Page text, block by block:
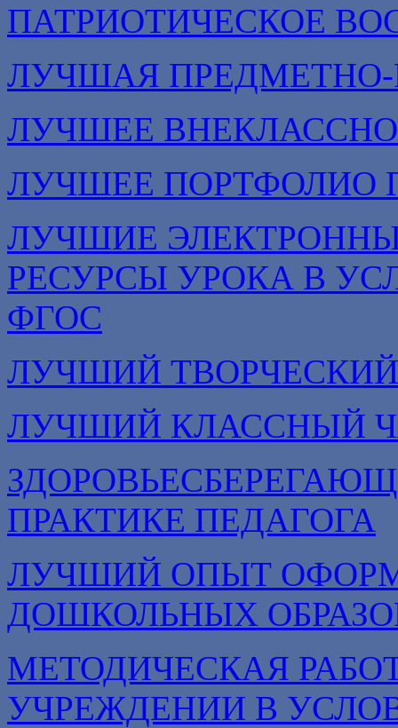
ПАТРИОТИЧЕСКОЕ
ЛУЧШАЯ
ЛУЧШЕЕ
ЛУЧШЕЕ ПОРТФОЛИО
ЛУЧШИЕ
РЕСУРСЫ УРОКА В
ФГОС
ЛУЧШИЙ
ЛУЧШИЙ КЛАССНЫЙ
ПРАКТИКЕ ПЕДАГОГА
ЛУЧШИЙ ОПЫТ
ДОШКОЛЬНЫХ
МЕТОДИЧЕСКАЯ
УЧРЕЖДЕНИИ В